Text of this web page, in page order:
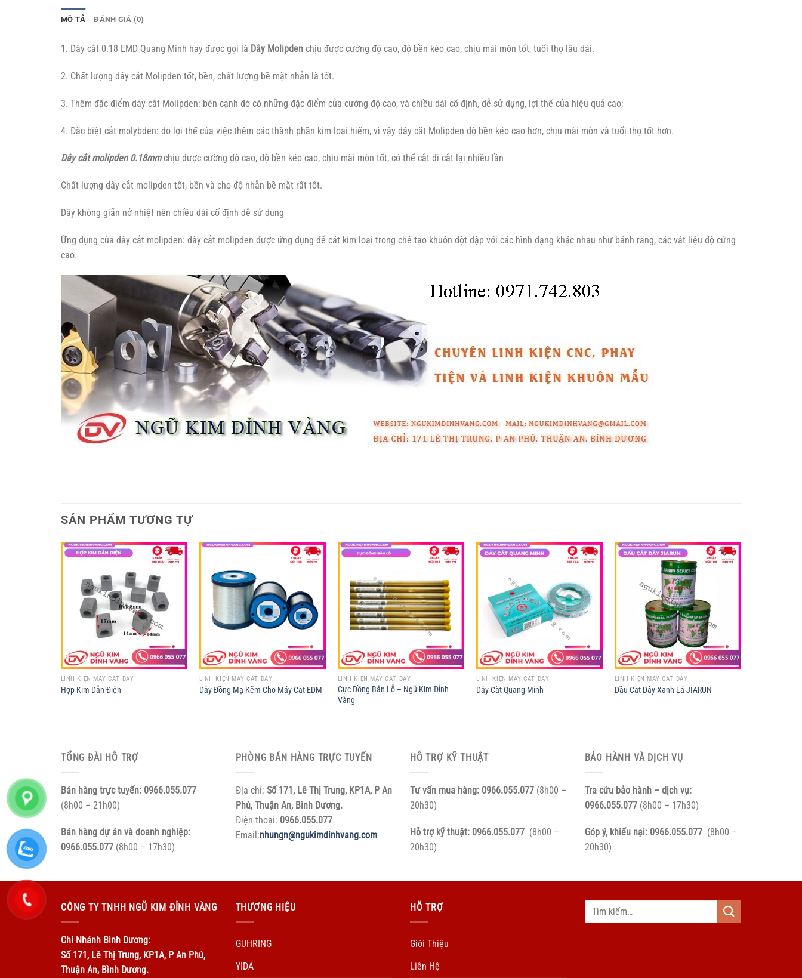
MÔ TẢ ĐÁNH GIÁ (0)
1. Dây cắt 0.18 EMD Quang Minh hay được gọi là Dây Molipden chịu được cường độ cao, độ bền kéo cao, chịu mài mòn tốt, tuổi thọ lâu dài.
2. Chất lượng dây cắt Molipden tốt, bền, chất lượng bề mặt nhẵn là tốt.
3. Thêm đặc điểm dây cắt Molipden: bên cạnh đó có những đặc điểm của cường độ cao, và chiều dài cố định, dễ sử dụng, lợi thế của hiệu quả cao;
4. Đặc biệt cắt molybden: do lợi thế của việc thêm các thành phần kim loại hiếm, vì vậy dây cắt Molipden độ bền kéo cao hơn, chịu mài mòn và tuổi thọ tốt hơn.
Dây cắt molipden 0.18mmchịu được cường độ cao, độ bền kéo cao, chịu mài mòn tốt, có thể cắt đi cắt lại nhiều lần
Chất lượng dây cắt molipden tốt, bền và cho độ nhẵn bề mặt rất tốt.
Dây không giãn nở nhiệt nên chiều dài cố định dễ sử dụng
Ứng dụng của dây cắt molipden: dây cắt molipden được ứng dụng để cắt kim loại trong chế tạo khuôn đột dập với các hình dạng khác nhau như bánh răng, các vật liệu độ cứng
cao.
SẢN PHẨM TƯƠNG TỰ
LINH KIỆN MÁY CẮT DÂY
Hợp Kim Dẫn Điện
LINH KIỆN MÁY CẮT DÂY
Dây Đồng Mạ Kẽm Cho Máy Cắt EDM
LINH KIỆN MÁY CẮT DÂY
Cực Đồng Bắn Lỗ – Ngũ Kim Đỉnh
Vàng
LINH KIỆN MÁY CẮT DÂY
Dây Cắt Quang Minh
LINH KIỆN MÁY CẮT DÂY
Dầu Cắt Dây Xanh Lá JIARUN
TỔNG ĐÀI HỖ TRỢ
Bán hàng trực tuyến: 0966.055.077
(8h00 – 21h00)
Bán hàng dự án và doanh nghiệp:
0966.055.077 (8h00 – 17h30)
PHÒNG BÁN HÀNG TRỰC TUYẾN
Địa chỉ: Số 171, Lê Thị Trung, KP1A, P An
Phú, Thuận An, Bình Dương.
Điện thoại: 0966.055.077
Email:nhungn@ngukimdinhvang.com
HỖ TRỢ KỸ THUẬT
Tư vấn mua hàng: 0966.055.077 (8h00 –
20h30)
Hỗ trợ kỹ thuật: 0966.055.077 (8h00 –
20h30)
BẢO HÀNH VÀ DỊCH VỤ
Tra cứu bảo hành – dịch vụ:
0966.055.077(8h00 – 17h30)
Góp ý, khiếu nại: 0966.055.077 (8h00 –
20h30)
CÔNG TY TNHH NGŨ KIM ĐỈNH VÀNG
Chi Nhánh Bình Dương:
Số 171, Lê Thị Trung, KP1A, P An Phú,
Thuận An, Bình Dương.
THƯƠNG HIỆU
GUHRING
YIDA
HÕ TRỢ
Giới Thiệu
Liên Hệ